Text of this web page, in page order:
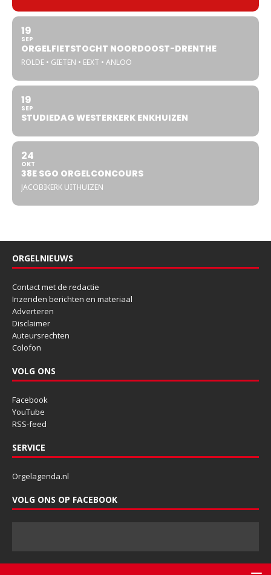
19
SEP
ORGELFIETSTOCHT NOORDOOST-DRENTHE
ROLDE • GIETEN • EEXT • ANLOO
19
SEP
STUDIEDAG WESTERKERK ENKHUIZEN
24
OKT
38E SGO ORGELCONCOURS
JACOBIKERK UITHUIZEN
ORGELNIEUWS
Contact met de redactie
Inzenden berichten en materiaal
Adverteren
Disclaimer
Auteursrechten
Colofon
VOLG ONS
Facebook
YouTube
RSS-feed
SERVICE
Orgelagenda.nl
VOLG ONS OP FACEBOOK